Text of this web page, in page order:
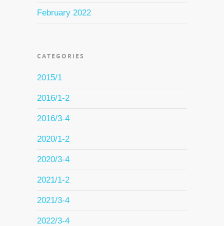
February 2022
CATEGORIES
2015/1
2016/1-2
2016/3-4
2020/1-2
2020/3-4
2021/1-2
2021/3-4
2022/3-4